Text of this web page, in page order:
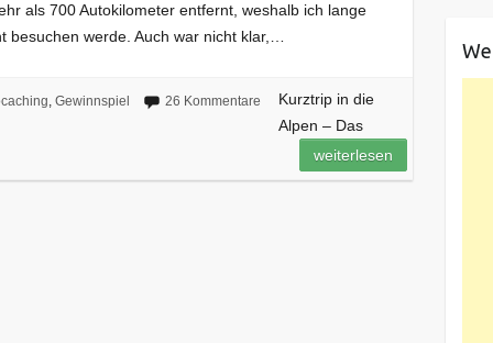
als 700 Autokilometer entfernt, weshalb ich lange
besuchen werde. Auch war nicht klar,…
, Gewinnspiel 26 Kommentare
Kurztrip in die
Alpen – Das
weiterlesen